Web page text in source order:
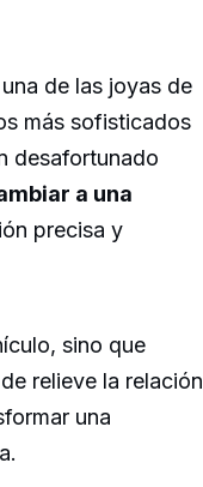
de las joyas de
más sofisticados
desafortunado
a una
precisa y
sino que
relieve la relación
una